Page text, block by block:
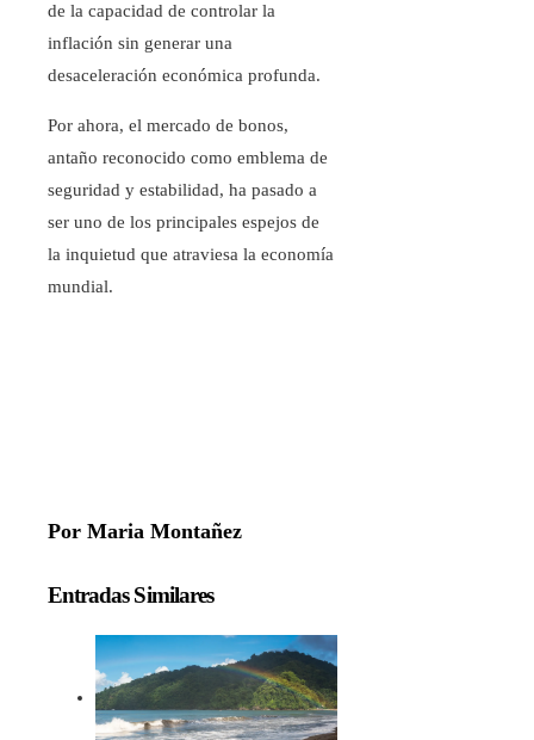
de la capacidad de controlar la
inflación sin generar una
desaceleración económica profunda.
Por ahora, el mercado de bonos,
antaño reconocido como emblema de
seguridad y estabilidad, ha pasado a
ser uno de los principales espejos de
la inquietud que atraviesa la economía
mundial.
Por Maria Montañez
Entradas Similares